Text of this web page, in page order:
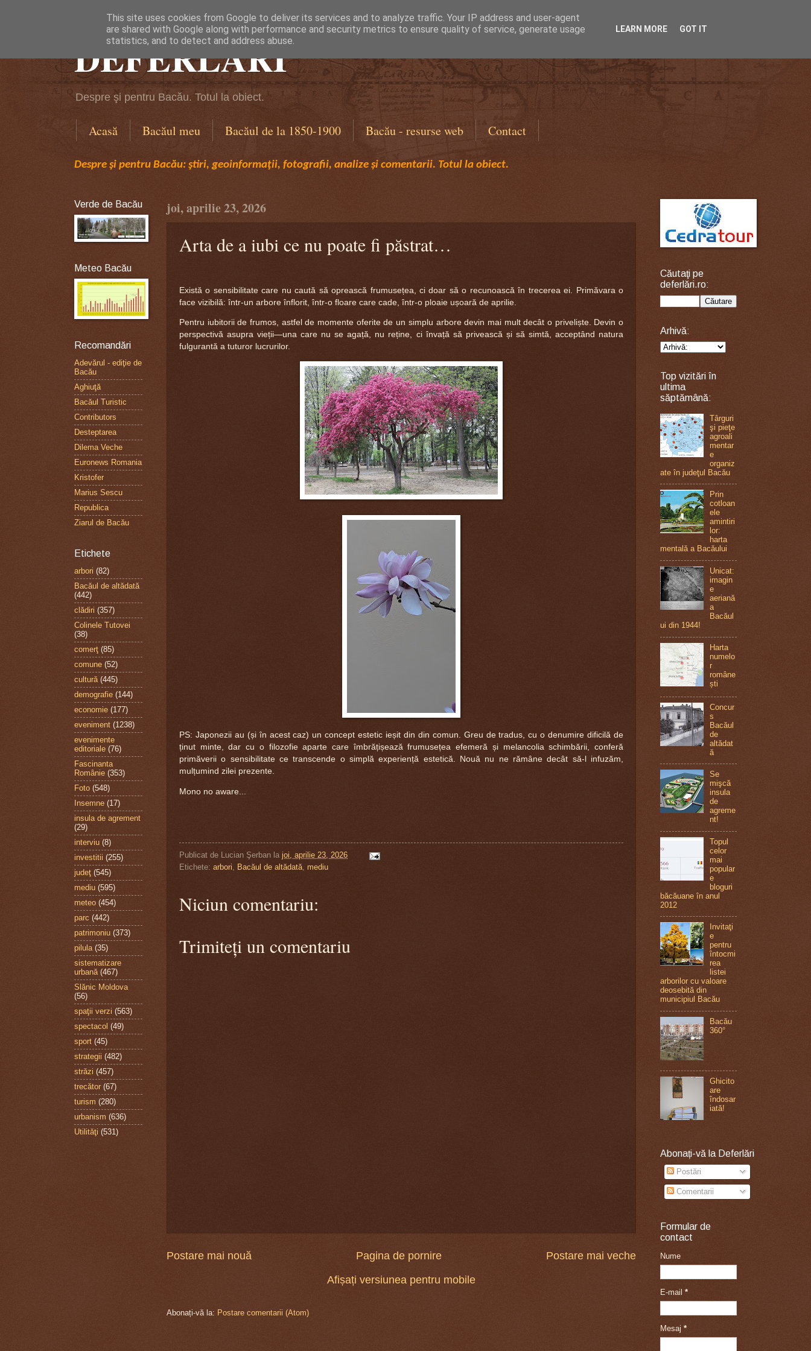
DEFERLĂRI
Despre şi pentru Bacău. Totul la obiect.
Acasă Bacăul meu Bacăul de la 1850-1900 Bacău - resurse web Contact
Despre şi pentru Bacău: ştiri, geoinformaţii, fotografii, analize și comentarii. Totul la obiect.
joi, aprilie 23, 2026
Arta de a iubi ce nu poate fi păstrat…
Există o sensibilitate care nu caută să oprească frumusețea, ci doar să o recunoască în trecerea ei. Primăvara o
face vizibilă: într-un arbore înflorit, într-o floare care cade, într-o ploaie ușoară de aprilie.
Pentru iubitorii de frumos, astfel de momente oferite de un simplu arbore devin mai mult decât o priveliște. Devin o
perspectivă asupra vieții—una care nu se agață, nu reține, ci învață să privească și să simtă, acceptând natura
fulgurantă a tuturor lucrurilor.
PS: Japonezii au (și în acest caz) un concept estetic ieșit din din comun. Greu de tradus, cu o denumire dificilă de
ținut minte, dar cu o filozofie aparte care îmbrățișează frumusețea efemeră și melancolia schimbării, conferă
primăverii o sensibilitate ce transcende o simplă experiență estetică. Nouă nu ne rămâne decât să-l infuzăm,
mulțumind zilei prezente.
Mono no aware...
Publicat de Lucian Şerban la joi, aprilie 23, 2026
Etichete: arbori, Bacăul de altădată, mediu
Niciun comentariu:
Trimiteți un comentariu
Postare mai nouă Postare mai veche
Pagina de pornire
Afișați versiunea pentru mobile
Abonați-vă la: Postare comentarii (Atom)
Verde de Bacău
Meteo Bacău
Recomandări
Adevărul - ediţie de
Bacău
Aghiuţă
Bacăul Turistic
Contributors
Desteptarea
Dilema Veche
Euronews Romania
Kristofer
Marius Sescu
Republica
Ziarul de Bacău
Etichete
arbori (82)
Bacăul de altădată
(442)
clădiri (357)
Colinele Tutovei
(38)
comerţ (85)
comune (52)
cultură (445)
demografie (144)
economie (177)
eveniment (1238)
evenimente
editoriale (76)
Fascinanta
Românie (353)
Foto (548)
Insemne (17)
insula de agrement
(29)
interviu (8)
investitii (255)
judeţ (545)
mediu (595)
meteo (454)
parc (442)
patrimoniu (373)
pilula (35)
sistematizare
urbană (467)
Slănic Moldova
(56)
spaţii verzi (563)
spectacol (49)
sport (45)
strategii (482)
străzi (457)
trecător (67)
turism (280)
urbanism (636)
Utilităţi (531)
Căutaţi pe
deferlări.ro:
Arhivă:
Top vizitări în
ultima
săptămână:
Târguri
şi pieţe
agroali
mentar
e
organiz
ate în judeţul Bacău
Prin
cotloan
ele
amintiri
lor:
harta
mentală a Bacăului
Unicat:
imagin
e
aeriană
a
Bacăul
ui din 1944!
Harta
numelo
r
române
ști
Concur
s
Bacăul
de
altădat
ă
Se
mişcă
insula
de
agreme
nt!
Topul
celor
mai
popular
e
bloguri
băcăuane în anul
2012
Invitaţi
e
pentru
întocmi
rea
listei
arborilor cu valoare
deosebită din
municipiul Bacău
Bacău
360°
Ghicito
are
îndosar
iată!
Abonați-vă la Deferlări
Postări
Comentarii
Formular de
contact
Nume
E-mail *
Mesaj *
This site uses cookies from Google to deliver its services and to analyze traffic. Your IP address and user-agent
are shared with Google along with performance and security metrics to ensure quality of service, generate usage
statistics, and to detect and address abuse.
LEARN MORE GOT IT